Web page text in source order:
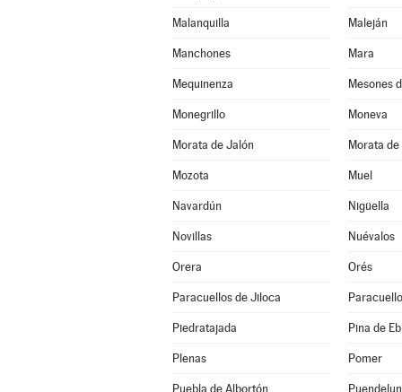
Malanquilla Maleján
Manchones Mara
Mequinenza Mesones
Monegrillo Moneva
Morata de Jalón Morata
Mozota Muel
Navardún Nigüella
Novillas Nuévalos
Orera Orés
Paracuellos de Jiloca
Piedratajada Pina de
Plenas Pomer
Puebla de Albortón